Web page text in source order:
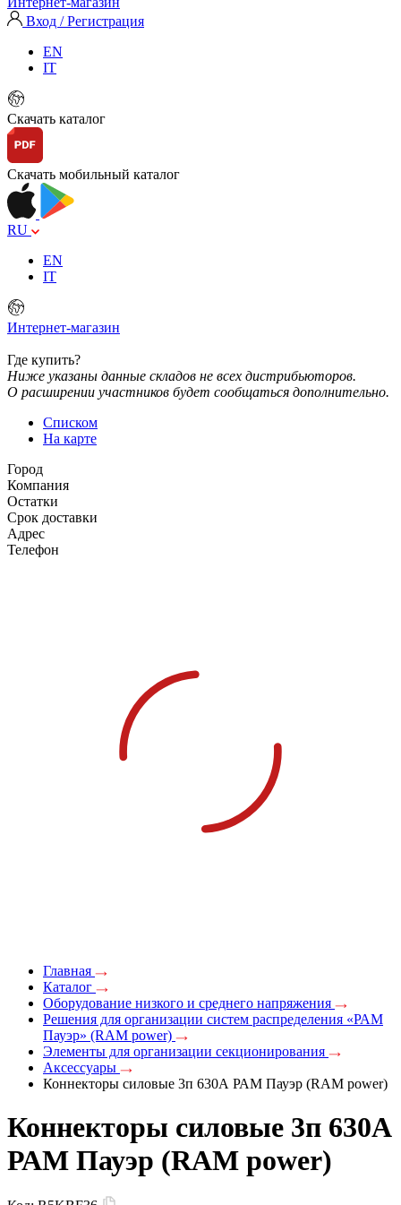
Вход / Регистрация
EN
IT
Скачать каталог
Скачать мобильный каталог
RU
EN
IT
Интернет-магазин
Где купить?
Ниже указаны данные складов не всех дистрибьюторов.
О расширении участников будет сообщаться дополнительно.
Списком
На карте
Город
Компания
Остатки
Срок доставки
Адрес
Телефон
Главная
Каталог
Оборудование низкого и среднего напряжения
Решения для организации систем распределения «РАМ
Пауэр» (RAM power)
Элементы для организации секционирования
Аксессуары
Коннекторы силовые 3п 630А РАМ Пауэр (RAM power)
Коннекторы силовые 3п 630А
РАМ Пауэр (RAM power)